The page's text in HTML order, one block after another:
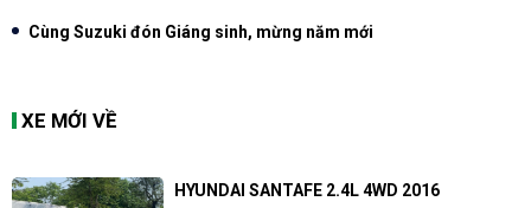
Cùng Suzuki đón Giáng sinh, mừng năm mới
XE MỚI VỀ
HYUNDAI SANTAFE 2.4L 4WD 2016